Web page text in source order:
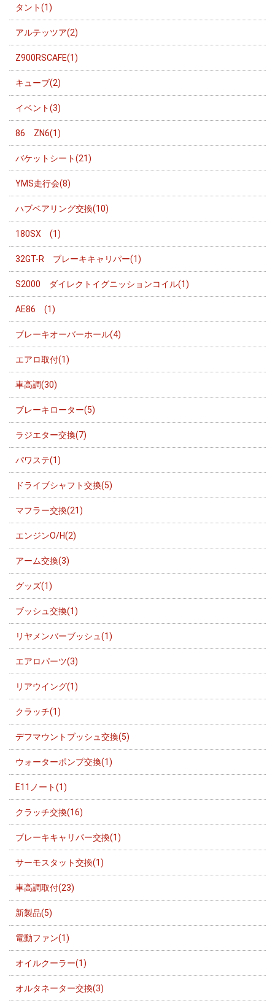
タント(1)
アルテッツア(2)
Z900RSCAFE(1)
キューブ(2)
イベント(3)
86 ZN6(1)
バケットシート(21)
YMS走行会(8)
ハブベアリング交換(10)
180SX (1)
32GT-R ブレーキキャリパー(1)
S2000 ダイレクトイグニッションコイル(1)
AE86 (1)
ブレーキオーバーホール(4)
エアロ取付(1)
車高調(30)
ブレーキローター(5)
ラジエター交換(7)
パワステ(1)
ドライブシャフト交換(5)
マフラー交換(21)
エンジンO/H(2)
アーム交換(3)
グッズ(1)
ブッシュ交換(1)
リヤメンバーブッシュ(1)
エアロパーツ(3)
リアウイング(1)
クラッチ(1)
デフマウントブッシュ交換(5)
ウォーターポンプ交換(1)
E11ノート(1)
クラッチ交換(16)
ブレーキキャリパー交換(1)
サーモスタット交換(1)
車高調取付(23)
新製品(5)
電動ファン(1)
オイルクーラー(1)
オルタネーター交換(3)